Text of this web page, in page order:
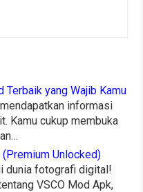
Terbaik yang Wajib Kamu
informasi
Kamu cukup membuka
Unlocked)
dunia fotografi digital!
VSCO Mod Apk,